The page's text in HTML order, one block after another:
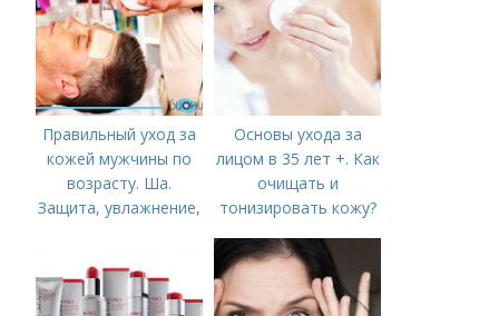
Правильный уход за
кожей мужчины по
возрасту. Ша.
Защита, увлажнение,
Основы ухода за
лицом в 35 лет +. Как
очищать и
тонизировать кожу?